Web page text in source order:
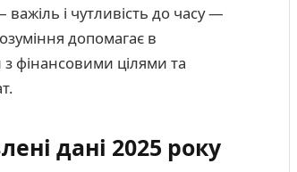
і чутливість до часу —
допомагає в
з фінансовими цілями та
дані 2025 року